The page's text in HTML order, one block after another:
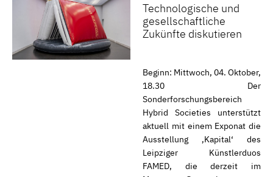
Technologische und
gesellschaftliche
Zukünfte diskutieren
Beginn: Mittwoch, 04. Oktober,
18.30 Der
Sonderforschungsbereich
Hybrid Societies unterstützt
aktuell mit einem Exponat die
Ausstellung ‚Kapital‘ des
Leipziger Künstlerduos
FAMED, die derzeit im